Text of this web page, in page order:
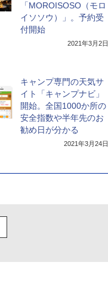
「MOROISOSO（モロ
イソソウ）」。予約受
付開始
2021年3月2日
キャンプ専門の天気サ
イト「キャンプナビ」
開始。全国1000か所の
安全指数や半年先のお
勧め日が分かる
2021年3月24日